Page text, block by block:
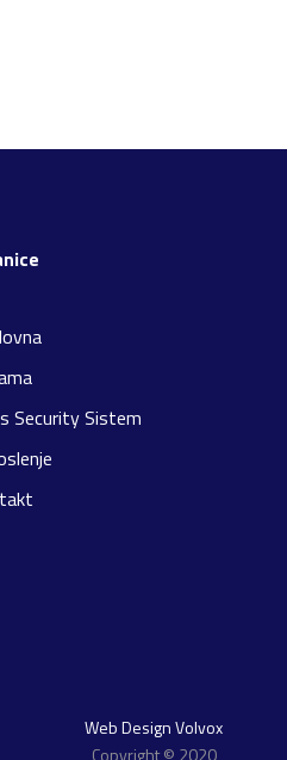
Security Sistem
Web Design Volvox
Copyright © 2020